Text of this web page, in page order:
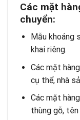
Các mặt hà
chuyển:
Mẫu khoáng
khai riêng.
Các mặt
cụ thể, nhà
Các mặt
thùng gỗ,